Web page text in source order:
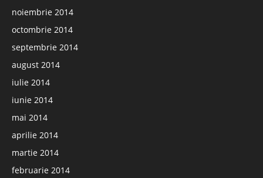
noiembrie 2014
octombrie 2014
septembrie 2014
august 2014
iulie 2014
iunie 2014
mai 2014
aprilie 2014
martie 2014
februarie 2014